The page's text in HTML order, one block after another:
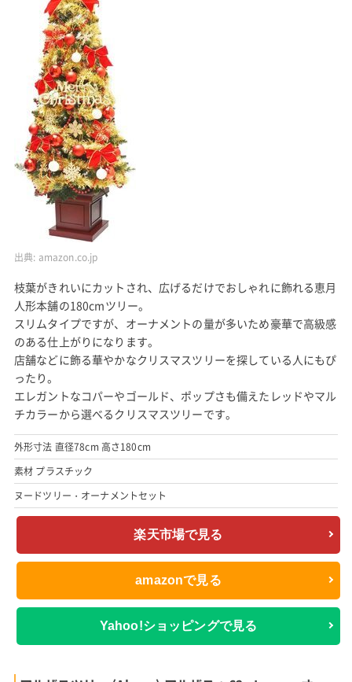
出典: amazon.co.jp
枝葉がきれいにカットされ、広げるだけでおしゃれに飾れる恵月
人形本舗の180cmツリー。
スリムタイプですが、オーナメントの量が多いため豪華で高級感
のある仕上がりになります。
店舗などに飾る華やかなクリスマスツリーを探している人にもぴ
ったり。
エレガントなコパーやゴールド、ポップさも備えたレッドやマル
チカラーから選べるクリスマスツリーです。
外形寸法 直径78cm 高さ180cm
素材 プラスチック
ヌードツリー・オーナメントセット
楽天市場で見る
amazonで見る
Yahoo!ショッピングで見る